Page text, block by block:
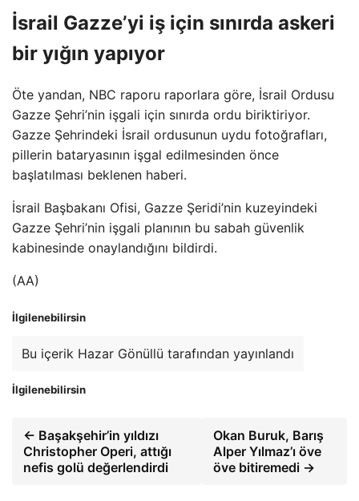
İsrail Gazze’yi iş için sınırda askeri
bir yığın yapıyor
Öte yandan, NBC raporu raporlara göre, İsrail Ordusu
Gazze Şehri’nin işgali için sınırda ordu biriktiriyor.
Gazze Şehrindeki İsrail ordusunun uydu fotoğrafları,
pillerin bataryasının işgal edilmesinden önce
başlatılması beklenen haberi.
İsrail Başbakanı Ofisi, Gazze Şeridi’nin kuzeyindeki
Gazze Şehri’nin işgali planının bu sabah güvenlik
kabinesinde onaylandığını bildirdi.
(AA)
İlgilenebilirsin
Bu içerik Hazar Gönüllü tarafından yayınlandı
İlgilenebilirsin
← Başakşehir’in yıldızı
Christopher Operi, attığı
nefis golü değerlendirdi
Okan Buruk, Barış
Alper Yılmaz’ı öve
öve bitiremedi →